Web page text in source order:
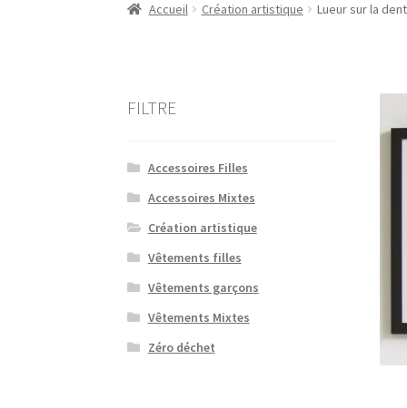
Accueil Création artistique Lueur sur la
FILTRE
Accessoires Filles
Accessoires Mixtes
Création artistique
Vêtements filles
Vêtements garçons
Vêtements Mixtes
Zéro déchet